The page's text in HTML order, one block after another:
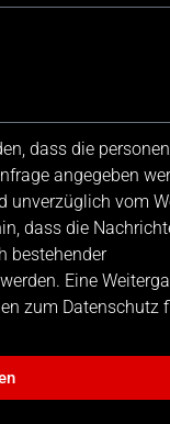
dass die
angegeben
unverzüglich vom
dass die
bestehender
Eine
zum Datenschutz